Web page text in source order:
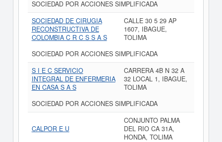
SOCIEDAD POR ACCIONES SIMPLIFICADA
SOCIEDAD DE CIRUGIA
RECONSTRUCTIVA DE
COLOMBIA C R C S S A S
CALLE 30 5 29 AP
1607, IBAGUE,
TOLIMA
SOCIEDAD POR ACCIONES SIMPLIFICADA
S I E C SERVICIO
INTEGRAL DE ENFERMERIA
EN CASA S A S
CARRERA 4B N 32 A
32 LOCAL 1, IBAGUE,
TOLIMA
SOCIEDAD POR ACCIONES SIMPLIFICADA
CALPOR E U
CONJUNTO PALMA
DEL RIO CA 31A,
HONDA, TOLIMA